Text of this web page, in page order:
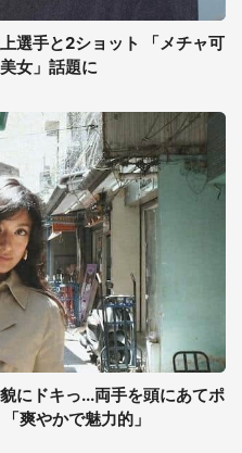
選手と2ショット 「メチャ可
女」話題に
にドキっ...両手を頭にあてポ
爽やかで魅力的」